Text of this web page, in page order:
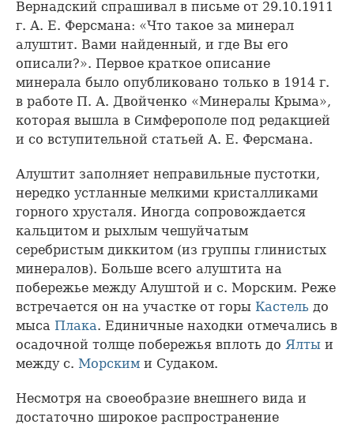
Вернадский спрашивал в письме от 29.10.1911
г. А. Е. Ферсмана: «Что такое за минерал
алуштит. Вами найденный, и где Вы его
описали?». Первое краткое описание
минерала было опубликовано только в 1914 г.
в работе П. А. Двойченко «Минералы Крыма»,
которая вышла в Симферополе под редакцией
и со вступительной статьей А. Е. Ферсмана.
Алуштит заполняет неправильные пустотки,
нередко устланные мелкими кристалликами
горного хрусталя. Иногда сопровождается
кальцитом и рыхлым чешуйчатым
серебристым диккитом (из группы глинистых
минералов). Больше всего алуштита на
побережье между Алуштой и с. Морским. Реже
встречается он на участке от горы Кастель до
мыса Плака. Единичные находки отмечались в
осадочной толще побережья вплоть до Ялты и
между с. Морским и Судаком.
Несмотря на своеобразие внешнего вида и
достаточно широкое распространение